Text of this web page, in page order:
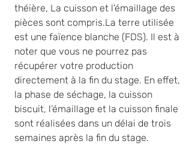
théière, ​ La cuisson et l’émaillage des
pièces sont compris.​La terre utilisée
est une faïence blanche (FDS). Il est à
noter que vous ne pourrez pas
récupérer votre production
directement à la fin du stage. En effet,
la phase de séchage, la cuisson
biscuit, l’émaillage et la cuisson finale
sont réalisées dans un délai de trois
semaines après la fin du stage.